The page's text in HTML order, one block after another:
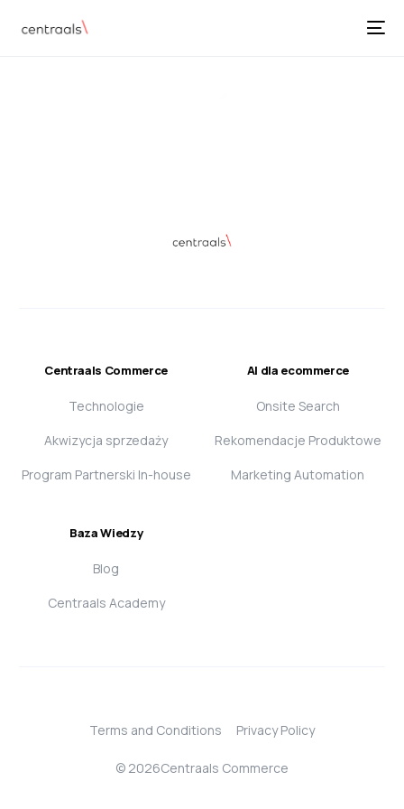
Centraals Commerce
Technologie
Akwizycja sprzedaży
Program Partnerski In-house
AI dla ecommerce
Onsite Search
Rekomendacje Produktowe
Marketing Automation
Baza Wiedzy
Blog
Centraals Academy
© 2026Centraals Commerce
Terms and Conditions Privacy Policy
Login